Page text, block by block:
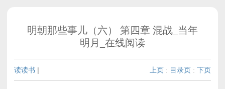
明朝那些事儿（六） 第四章 混战_当年
明月_在线阅读
读读书 | 上页 : 目录页 : 下页